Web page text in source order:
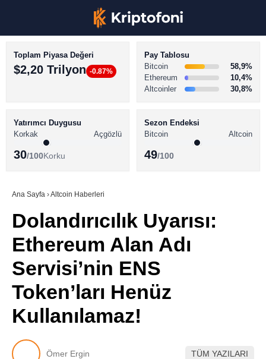
Youtube
TikTok
Telegram
BİTCOİN HABERLERİ
ALTCOİN HABERLERİ
SÖZLÜK
Toplam Piyasa Değeri
$2,20 Trilyon -0.87%
Pay Tablosu
Bitcoin
58,9%
Ethereum
10,4%
Altcoinler
30,8%
Yatırımcı Duygusu
Korkak
Açgözlü
30/100Korku
Sezon Endeksi
Bitcoin
Altcoin
49/100
Ana Sayfa ›Altcoin Haberleri
Dolandırıcılık Uyarısı:
Ethereum Alan Adı
Servisi’nin ENS
Token’ları Henüz
Kullanılamaz!
Ömer Ergin TÜM YAZILARI